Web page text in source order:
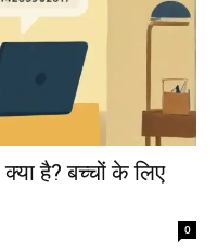
है? बच्चों के लिए
0